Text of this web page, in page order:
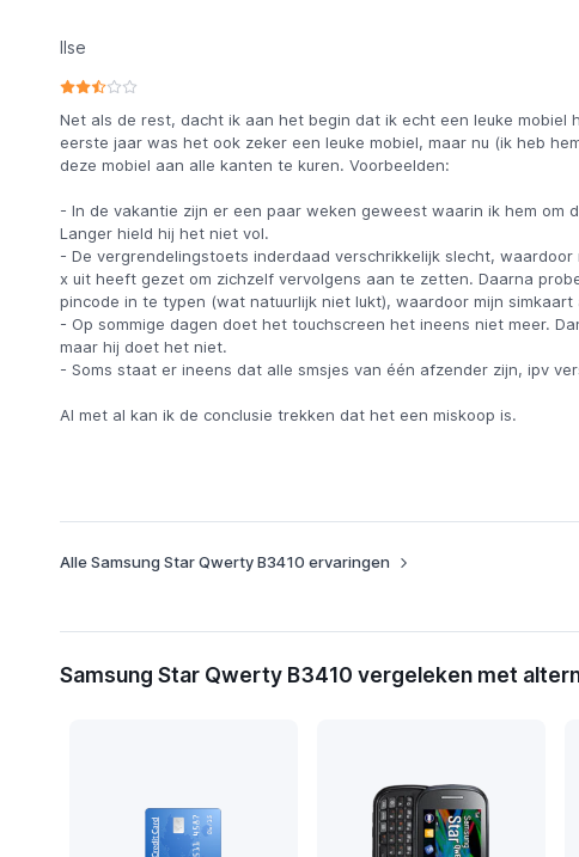
Ilse
Net als de rest, dacht ik aan het begin dat ik echt een leuke mobiel
eerste jaar was het ook zeker een leuke mobiel, maar nu (ik heb
deze mobiel aan alle kanten te kuren. Voorbeelden:
- In de vakantie zijn er een paar weken geweest waarin ik hem om
Langer hield hij het niet vol.
- De vergrendelingstoets inderdaad verschrikkelijk slecht, waardoor
x uit heeft gezet om zichzelf vervolgens aan te zetten. Daarna
pincode in te typen (wat natuurlijk niet lukt), waardoor mijn simkaart
- Op sommige dagen doet het touchscreen het ineens niet meer.
maar hij doet het niet.
- Soms staat er ineens dat alle smsjes van één afzender zijn, ipv
Al met al kan ik de conclusie trekken dat het een miskoop is.
Alle Samsung Star Qwerty B3410 ervaringen
Samsung Star Qwerty B3410 vergeleken met